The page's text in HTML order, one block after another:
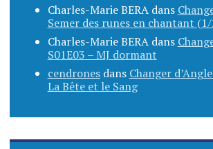
Charles-Marie BERAdans
Semer des runes en chantant (1/
Charles-Marie BERAdans
S01E03 – MJ dormant
cendronesdans Changer
La Bête et le Sang